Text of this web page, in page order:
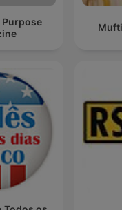
Purpose